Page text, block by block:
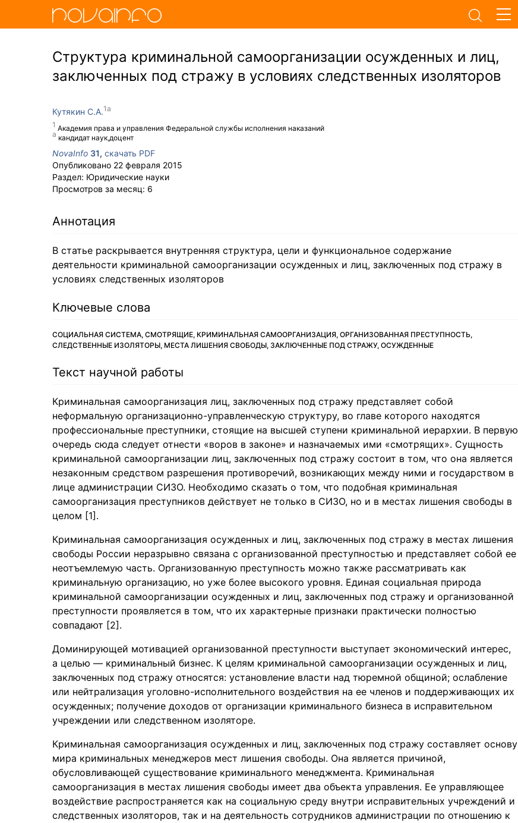
Структура криминальной самоорганизации осужденных и лиц,
заключенных под стражу в условиях следственных изоляторов
Кутякин С.А.
Академия права и управления Федеральной службы исполнения наказаний
кандидат наук,доцент
NovaInfo 31, скачать PDF
Опубликовано 22 февраля 2015
Раздел: Юридические науки
Просмотров за месяц: 6
Аннотация
В статье раскрывается внутренняя структура, цели и функциональное содержание
деятельности криминальной самоорганизации осужденных и лиц, заключенных под стражу в
условиях следственных изоляторов
Ключевые слова
СОЦИАЛЬНАЯ СИСТЕМА, СМОТРЯЩИЕ, КРИМИНАЛЬНАЯ САМООРГАНИЗАЦИЯ, ОРГАНИЗОВАННАЯ ПРЕСТУПНОСТЬ,
СЛЕДСТВЕННЫЕ ИЗОЛЯТОРЫ, МЕСТА ЛИШЕНИЯ СВОБОДЫ, ЗАКЛЮЧЕННЫЕ ПОД СТРАЖУ, ОСУЖДЕННЫЕ
Текст научной работы
Криминальная самоорганизация лиц, заключенных под стражу представляет собой
неформальную организационно-управленческую структуру, во главе которого находятся
профессиональные преступники, стоящие на высшей ступени криминальной иерархии. В первую
очередь сюда следует отнести «воров в законе» и назначаемых ими «смотрящих». Сущность
криминальной самоорганизации лиц, заключенных под стражу состоит в том, что она является
незаконным средством разрешения противоречий, возникающих между ними и государством в
лице администрации СИЗО. Необходимо сказать о том, что подобная криминальная
самоорганизация преступников действует не только в СИЗО, но и в местах лишения свободы в
целом [1].
Криминальная самоорганизация осужденных и лиц, заключенных под стражу в местах лишения
свободы России неразрывно связана с организованной преступностью и представляет собой ее
неотъемлемую часть. Организованную преступность можно также рассматривать как
криминальную организацию, но уже более высокого уровня. Единая социальная природа
криминальной самоорганизации осужденных и лиц, заключенных под стражу и организованной
преступности проявляется в том, что их характерные признаки практически полностью
совпадают [2].
Доминирующей мотивацией организованной преступности выступает экономический интерес,
а целью — криминальный бизнес. К целям криминальной самоорганизации осужденных и лиц,
заключенных под стражу относятся: установление власти над тюремной общиной; ослабление
или нейтрализация уголовно-исполнительного воздействия на ее членов и поддерживающих их
осужденных; получение доходов от организации криминального бизнеса в исправительном
учреждении или следственном изоляторе.
Криминальная самоорганизация осужденных и лиц, заключенных под стражу составляет основу
мира криминальных менеджеров мест лишения свободы. Она является причиной,
обусловливающей существование криминального менеджмента. Криминальная
самоорганизация в местах лишения свободы имеет два объекта управления. Ее управляющее
воздействие распространяется как на социальную среду внутри исправительных учреждений и
следственных изоляторов, так и на деятельность сотрудников администрации по отношению к